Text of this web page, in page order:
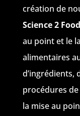
création de
Science 2 Food
au point et le
alimentaires
d’ingrédients,
procédures
la mise au